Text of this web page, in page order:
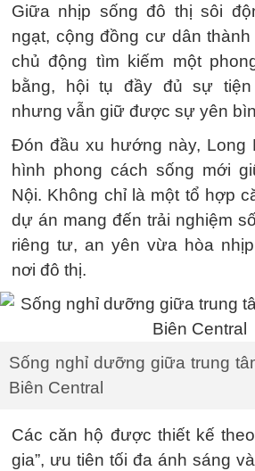
Giữa nhịp sống đô thị sôi
ngạt, cộng đồng cư dân
chủ động tìm kiếm một
bằng, hội tụ đầy đủ sự
nhưng vẫn giữ được sự yên
Đón đầu xu hướng này, Long
hình phong cách sống mới
Nội. Không chỉ là một tổ hợp
dự án mang đến trải nghiệm
riêng tư, an yên vừa hòa
nơi đô thị.
Sống nghỉ dưỡng giữa trung
Biên Central
Các căn hộ được thiết kế
gia”, ưu tiên tối đa ánh sáng